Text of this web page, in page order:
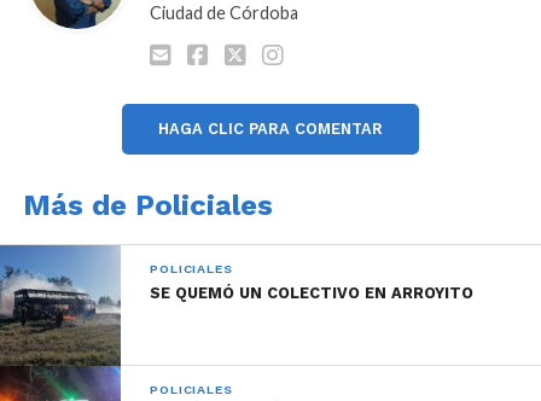
Fiscalía Móvil de Lucha Contra el Narcotráfico de
Carlos Paz quien dispuso el traslado de los
la Ley Nacional de Estupefacientes 23.737.
Ciudad de Córdoba
HAGA CLIC PARA COMENTAR
Más de Policiales
POLICIALES
SE QUEMÓ UN COLECTIVO EN ARROYITO
POLICIALES